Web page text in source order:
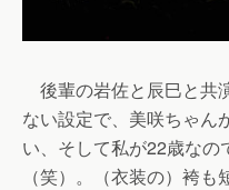
後輩の岩佐と辰巳と共
ない設定で、美咲ちゃん
い、そして私が22歳なの
（笑）。（衣装の）袴